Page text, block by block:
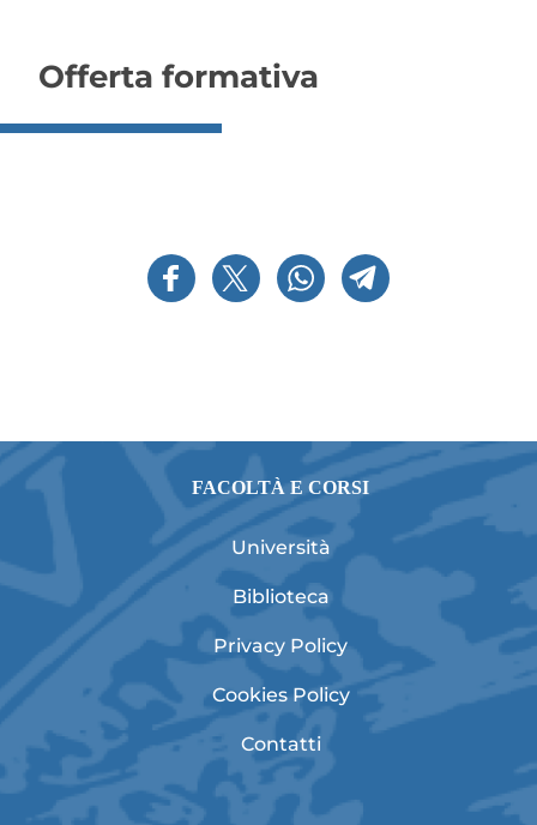
Offerta formativa
FACOLTÀ E CORSI
Università
Biblioteca
Privacy Policy
Cookies Policy
Contatti